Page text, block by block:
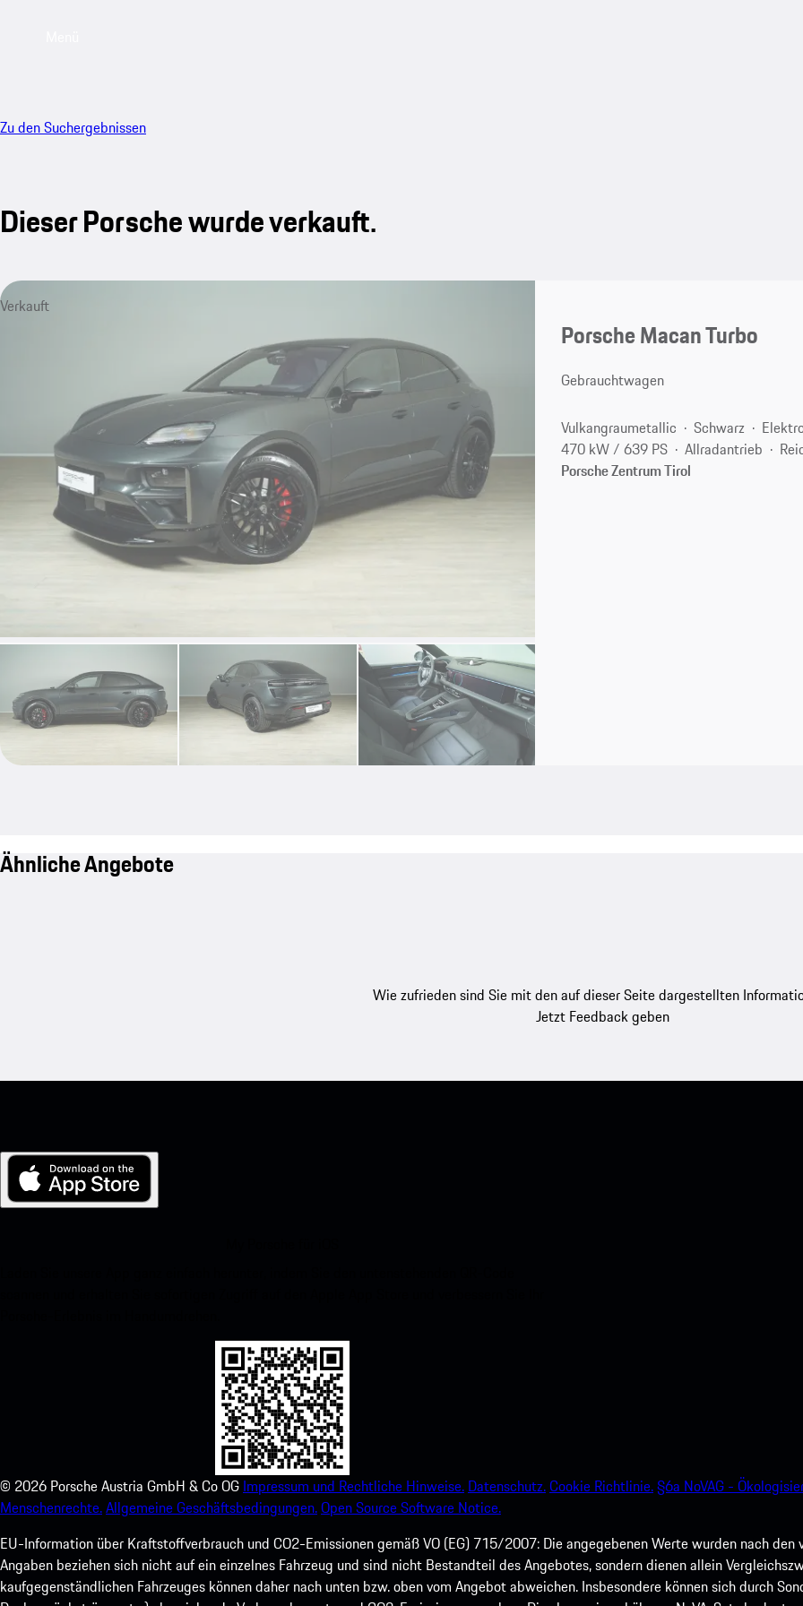
Zu den Suchergebnissen
Dieser Porsche wurde verkauft.
Verkauft
Porsche Macan Turbo
Gebrauchtwagen
Vulkangraumetallic Schwarz
470 kW / 639 PS
Allradantrieb
Porsche Zentrum Tirol
Ähnliche Angebote
Wie zufrieden sind Sie mit den auf dieser Seite dargestellten
Jetzt Feedback geben
© 2026 Porsche Austria GmbH & Co OG Impressum und Rechtliche Hinweise. Datenschutz.Cookie Richtlinie.§6a NoVAG -
Menschenrechte.Allgemeine Geschäftsbedingungen.Open Source Software Notice.
EU-Information über Kraftstoffverbrauch und CO2-Emissionen gemäß VO (EG) 715/2007: Die angegebenen Werte wurden nach
Angaben beziehen sich nicht auf ein einzelnes Fahrzeug und sind nicht Bestandteil des Angebotes, sondern dienen allein
kaufgegenständlichen Fahrzeuges können daher nach unten bzw. oben vom Angebot abweichen. Insbesondere können sich durch